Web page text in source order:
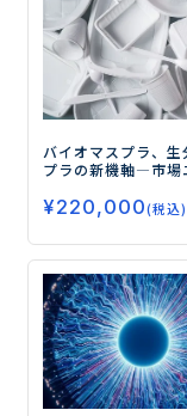
バイオマスプラ、生
プラの新機軸―市場
¥220,000(税込)